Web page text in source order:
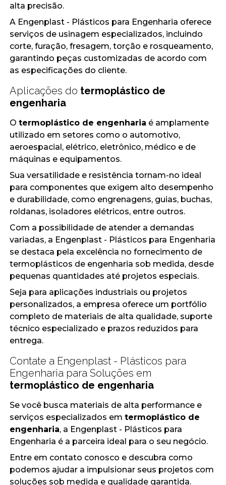
alta precisão.
A Engenplast - Plásticos para Engenharia oferece
serviços de usinagem especializados, incluindo
corte, furação, fresagem, torção e rosqueamento,
garantindo peças customizadas de acordo com
as especificações do cliente.
Aplicações do termoplástico de
engenharia
Otermoplástico de engenharia é amplamente
utilizado em setores como o automotivo,
aeroespacial, elétrico, eletrônico, médico e de
máquinas e equipamentos.
Sua versatilidade e resistência tornam-no ideal
para componentes que exigem alto desempenho
e durabilidade, como engrenagens, guias, buchas,
roldanas, isoladores elétricos, entre outros.
Com a possibilidade de atender a demandas
variadas, a Engenplast - Plásticos para Engenharia
se destaca pela excelência no fornecimento de
termoplásticos de engenharia sob medida, desde
pequenas quantidades até projetos especiais.
Seja para aplicações industriais ou projetos
personalizados, a empresa oferece um portfólio
completo de materiais de alta qualidade, suporte
técnico especializado e prazos reduzidos para
entrega.
Contate a Engenplast - Plásticos para
Engenharia para Soluções em
termoplástico de engenharia
Se você busca materiais de alta performance e
serviços especializados emtermoplástico de
engenharia, a Engenplast - Plásticos para
Engenharia é a parceira ideal para o seu negócio.
Entre em contato conosco e descubra como
podemos ajudar a impulsionar seus projetos com
soluções sob medida e qualidade garantida.